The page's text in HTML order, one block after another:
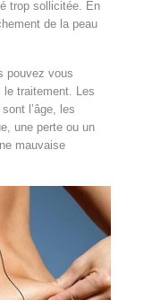
trop sollicitée. En
de la peau
pouvez vous
traitement. Les
l’âge, les
une perte ou un
mauvaise